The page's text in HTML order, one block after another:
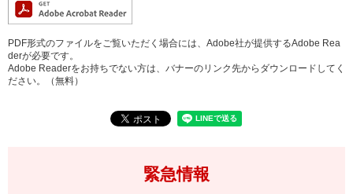
PDF形式のファイルをご覧いただく場合には、Adobe社が提供するAdobe Rea
derが必要です。
Adobe Readerをお持ちでない方は、バナーのリンク先からダウンロードしてく
ださい。（無料）
緊急情報